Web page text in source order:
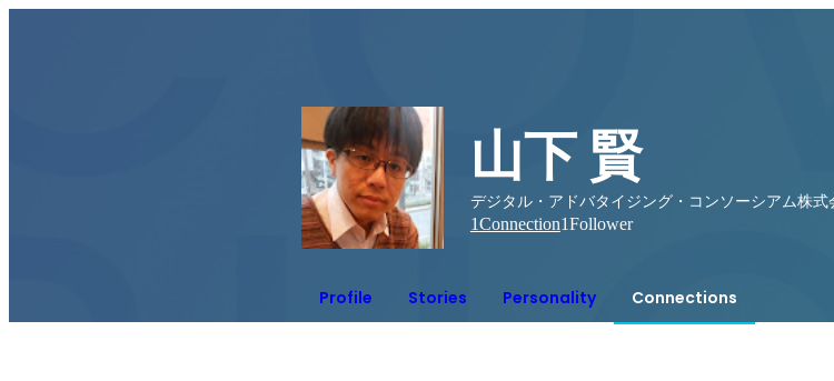
山下 賢
デジタル・アドバタイジング・コンソーシアム株式
1Connection1Follower
Profile Stories Personality Connections